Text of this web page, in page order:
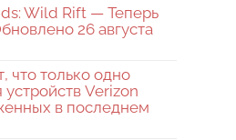
Wild Rift — Теперь
26 августа
что только одно
Verizon
в последнем